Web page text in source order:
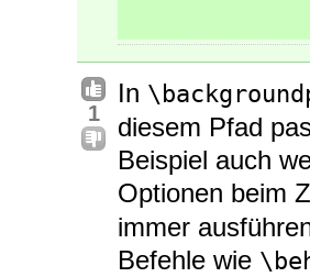
1
In
diesem Pfad
Beispiel auch
Optionen beim
immer
Befehle wie